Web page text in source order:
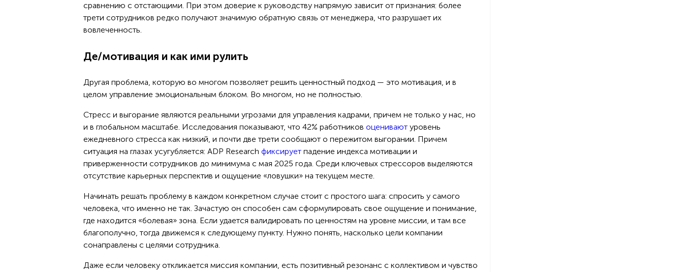
сравнению с отстающими. При этом доверие к руководству напрямую зависит от признания: более
трети сотрудников редко получают значимую обратную связь от менеджера, что разрушает их
вовлеченность.
Де/мотивация и как ими рулить
Другая проблема, которую во многом позволяет решить ценностный подход — это мотивация, и в
целом управление эмоциональным блоком. Во многом, но не полностью.
Стресс и выгорание являются реальными угрозами для управления кадрами, причем не только у нас, но
и в глобальном масштабе. Исследования показывают, что 42% работников оценивают уровень
ежедневного стресса как низкий, и почти две трети сообщают о пережитом выгорании. Причем
ситуация на глазах усугубляется: ADP Research фиксирует падение индекса мотивации и
приверженности сотрудников до минимума с мая 2025 года. Среди ключевых стрессоров выделяются
отсутствие карьерных перспектив и ощущение «ловушки» на текущем месте.
Начинать решать проблему в каждом конкретном случае стоит с простого шага: спросить у самого
человека, что именно не так. Зачастую он способен сам сформулировать свое ощущение и понимание,
где находится «болевая» зона. Если удается валидировать по ценностям на уровне миссии, и там все
благополучно, тогда движемся к следующему пункту. Нужно понять, насколько цели компании
сонаправлены с целями сотрудника.
Даже если человеку откликается миссия компании, есть позитивный резонанс с коллективом и чувство